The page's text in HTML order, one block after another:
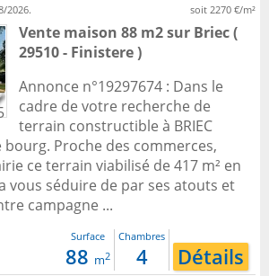
2026. soit 2270 €/m²
Vente maison 88 m2sur Briec(
29510 - Finistere )
Annonce n°19297674 : Dans le
cadre de votre recherche de
terrain constructible à BRIEC
Proche des commerces,
ce terrain viabilisé de 417 m² en
vous séduire de par ses atouts et
campagne ...
Surface
88 m2
Chambres
4 Détails